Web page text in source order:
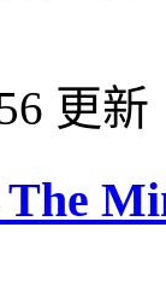
更新
The